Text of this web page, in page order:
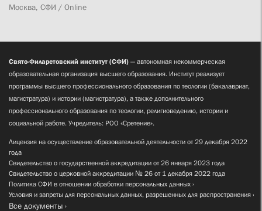
Москва, СФИ / Online
Свято-Филаретовский институт (СФИ) — автономная некоммерческая
образовательная организация высшего образования. Институт реализует
программы высшего профессионального образования по теологии (бакалавриат,
магистратура) и истории (магистратура), а также дополнительного
профессионального образования по теологии, религиоведению, истории и
социальной работе. Учредитель: РОО «Сретение».
Лицензия на осуществление образовательной деятельности от 29 декабря 2022
года
Свидетельство о государственной аккредитации от 26 января 2023 года
Свидетельство о церковной аккредитации № 26 от 1 декабря 2022 года
Политика СФИ в отношении обработки персональных данных
Условия и запреты для персональных данных, разрешенных для распространения
Все документы